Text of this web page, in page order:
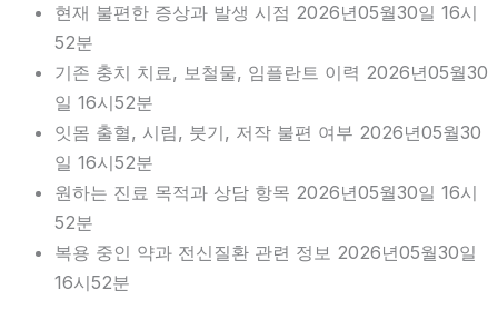
현재 불편한 증상과 발생 시점 2026년05월30일 16시
52분
기존 충치 치료, 보철물, 임플란트 이력 2026년05월30
일 16시52분
잇몸 출혈, 시림, 붓기, 저작 불편 여부 2026년05월30
일 16시52분
원하는 진료 목적과 상담 항목 2026년05월30일 16시
52분
복용 중인 약과 전신질환 관련 정보 2026년05월30일
16시52분